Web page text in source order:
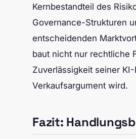
Kernbestandteil des
Governance-Strukturen
entscheidenden
baut nicht nur rechtliche
Zuverlässigkeit seiner
Verkaufsargument wird.
Fazit: